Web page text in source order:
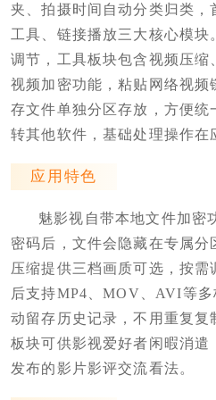
夹、拍摄时间自动分类归类，
工具、链接播放三大核心模块
调节，工具板块包含视频压缩
视频加密功能，粘贴网络视频
存文件单独分区存放，方便统
转其他软件，基础处理操作在
应用特色
魅影视自带本地文件加密
密码后，文件会隐藏在专属分
压缩提供三档画质可选，按
后支持MP4、MOV、AVI等
动留存历史记录，不用重复复
板块可供影视爱好者闲暇消遣
发布的影片影评交流看法。